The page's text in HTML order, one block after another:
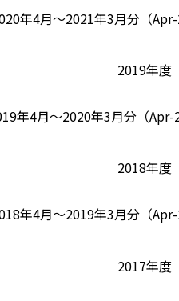
年4月～2021年3月分（Apr-
2019年度
年4月～2020年3月分（Apr-
2018年度
年4月～2019年3月分（Apr-
2017年度